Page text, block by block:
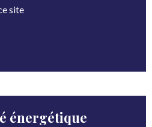
site
énergétique